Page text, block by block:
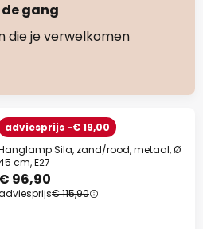
gang
die je verwelkomen
adviesprijs -€ 19,00
Sila, zand/rood, metaal, Ø
cm, E27
€ 96,90
€ 115,90